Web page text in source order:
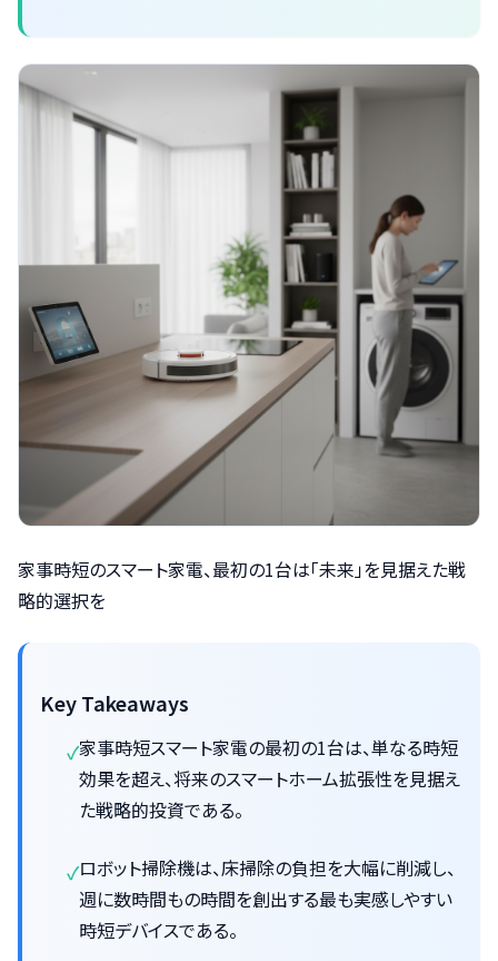
家事時短のスマート家電、最初の1台は「未来」を見据えた戦
略的選択を
Key Takeaways
家事時短スマート家電の最初の1台は、単なる時短
効果を超え、将来のスマートホーム拡張性を見据え
た戦略的投資である。
ロボット掃除機は、床掃除の負担を大幅に削減し、
週に数時間もの時間を創出する最も実感しやすい
時短デバイスである。